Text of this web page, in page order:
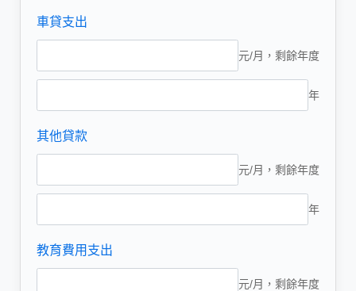
車貸支出
元/月，剩餘年度
年
其他貸款
元/月，剩餘年度
年
教育費用支出
元/月，剩餘年度